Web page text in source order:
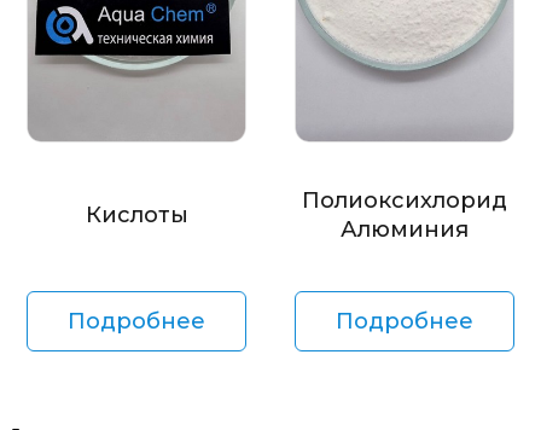
Кислоты
Подробнее
Полиоксихлорид
Алюминия
Подробнее